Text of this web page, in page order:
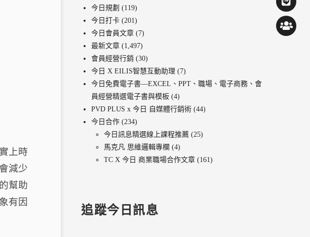
上時
減少
幫助
有因
今日規劃 (119)
今日打卡 (201)
今日會員文章 (7)
最新文章 (1,497)
會員經營行銷 (30)
今日 X EILIS智慧互動助理 (7)
今日免費電子書—EXCEL、PPT、職場、電子商務、會
員經營精選電子書與模板 (4)
PVD PLUS x 今日 自媒體行銷術 (44)
今日合作 (234)
今日訊息精選線上課程推薦 (25)
馬克凡 思維邏輯專欄 (4)
TC X 今日 商業職場合作文章 (161)
追蹤今日訊息